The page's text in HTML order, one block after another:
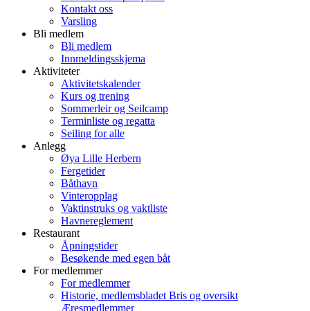
Kontakt oss
Varsling
Bli medlem
Bli medlem
Innmeldingsskjema
Aktiviteter
Aktivitetskalender
Kurs og trening
Sommerleir og Seilcamp
Terminliste og regatta
Seiling for alle
Anlegg
Øya Lille Herbern
Fergetider
Båthavn
Vinteropplag
Vaktinstruks og vaktliste
Havnereglement
Restaurant
Åpningstider
Besøkende med egen båt
For medlemmer
For medlemmer
Historie, medlemsbladet Bris og oversikt
Æresmedlemmer